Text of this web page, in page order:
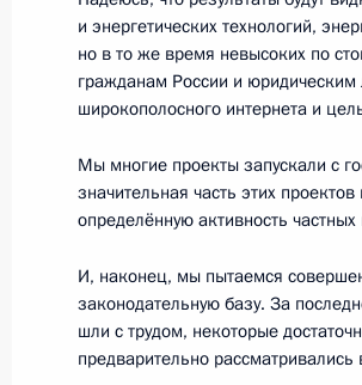
Встреча с
25 мая 2011 года,
Встреча с
25 мая 2011 года, 15:00
и энергетических технологий,
но в то же время невысоких по
гражданам России и юридическим
широкополосного интернета и
Мы многие проекты запускали с
значительная часть этих
определённую активность
И, наконец, мы пытаемся
законодательную базу. За
шли с трудом, некоторые
предварительно